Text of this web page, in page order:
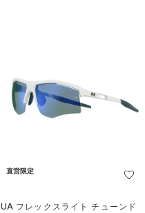
直営限定
UA フレックスライト チューンド